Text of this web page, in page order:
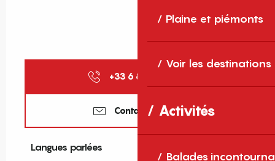
Plaine et piémonts
Voir les destinations
Activités
Balades
+33 6 88 41 36
Contactez-nous
Langues parlées
Langues parlées